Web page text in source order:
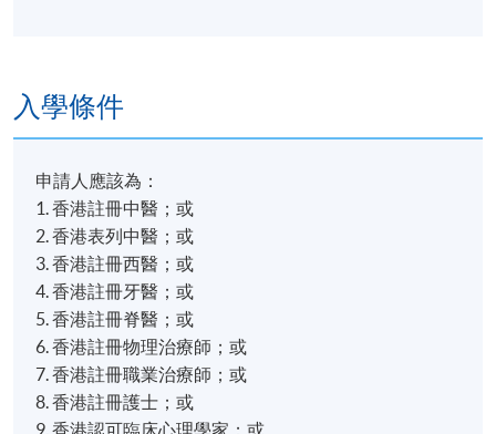
入學條件
申請人應該為：
1. 香港註冊中醫；或
2. 香港表列中醫；或
3. 香港註冊西醫；或
4. 香港註冊牙醫；或
5. 香港註冊脊醫；或
6. 香港註冊物理治療師；或
7. 香港註冊職業治療師；或
8. 香港註冊護士；或
9. 香港認可臨床心理學家；或